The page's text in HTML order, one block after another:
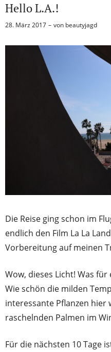
Hello L.A.!
28. März 2017 von beautyjagd
Die Reise ging schon im
endlich den Film La La
Vorbereitung auf meinen
Wow, dieses Licht! Was
Wie schön die milden
interessante Pflanzen hier
raschelnden Palmen im
Für die nächsten 10 Tage